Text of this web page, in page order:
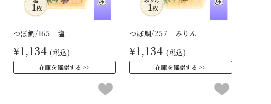
つぼ鯛/165 塩
¥1,134 (税込)
在庫を確認する
つぼ鯛/257 みりん
¥1,134 (税込)
在庫を確認する